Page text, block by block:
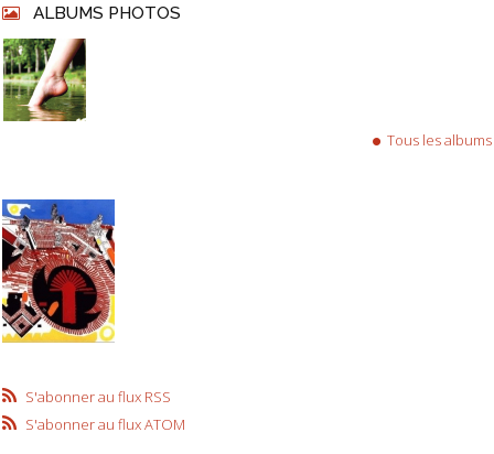
ALBUMS PHOTOS
Tous les albums
S'abonner au flux RSS
S'abonner au flux ATOM